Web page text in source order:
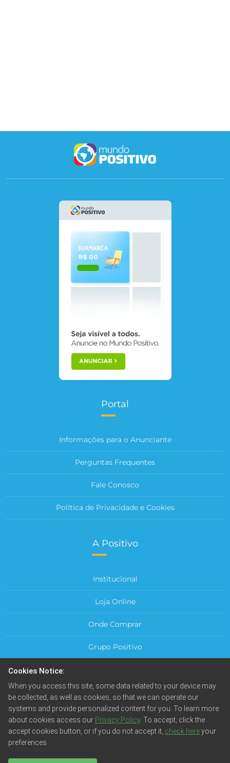
Portal
Informações para o Anunciante
Perguntas Frequentes
Fale Conosco
Política de Privacidade e Cookies
A Positivo
Institucional
Loja Online
Onde Comprar
Grupo Positivo
Central do Cliente
Cookies Notice:
When you access this site, some data related to your device may
be collected, as well as cookies, so that we can operate our
systems and provide personalized content for you. To learn more
about cookies access our Privacy Policy. To accept, click the
accept cookies button, or if you do not accept it, check hereyour
preferences